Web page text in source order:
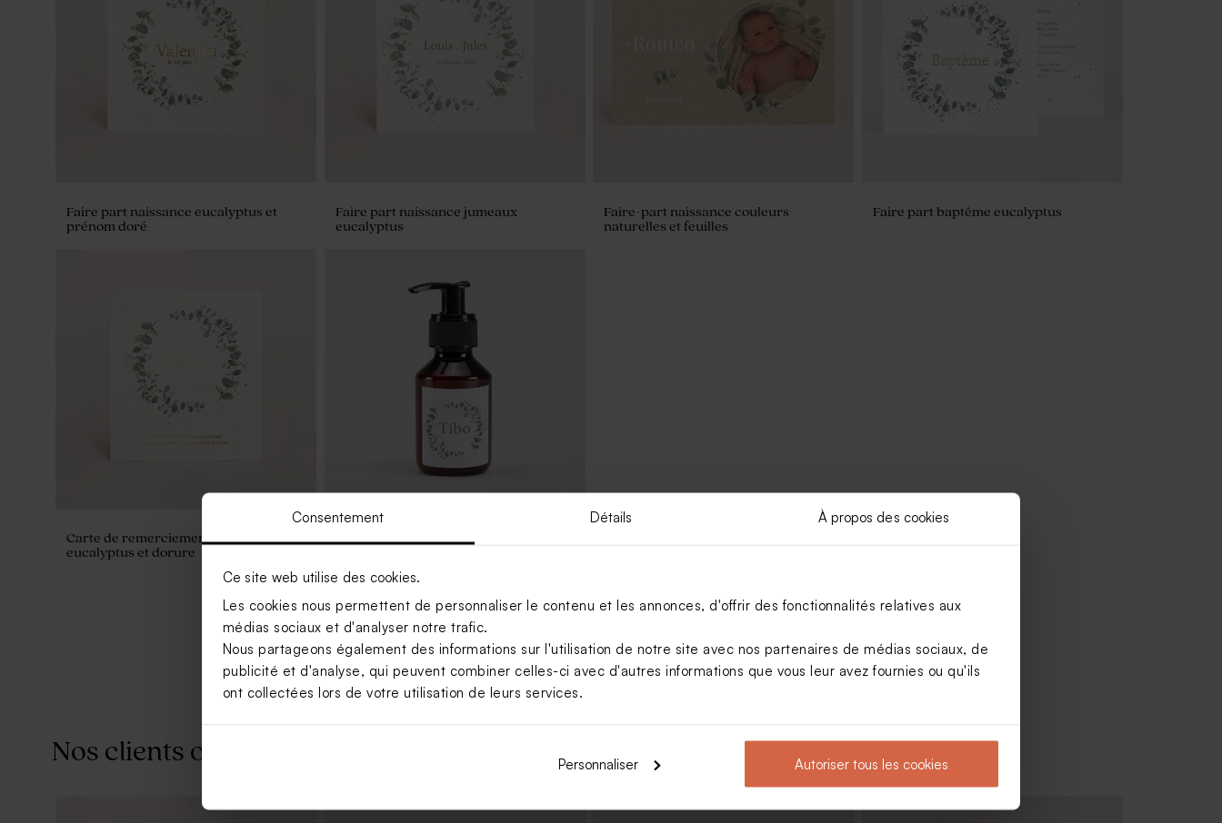
Consentement Détails À propos des cookies
Ce site web utilise des cookies.
Les cookies nous permettent de personnaliser le contenu et les annonces, d'offrir des fonctionnalités relatives aux
médias sociaux et d'analyser notre trafic.
Nous partageons également des informations sur l'utilisation de notre site avec nos partenaires de médias sociaux, de
publicité et d'analyse, qui peuvent combiner celles-ci avec d'autres informations que vous leur avez fournies ou qu'ils
ont collectées lors de votre utilisation de leurs services.
Personnaliser Autoriser tous les cookies
Faire part naissance eucalyptus et
prénom doré
Faire part naissance jumeaux
eucalyptus
Faire-part naissance couleurs
naturelles et feuilles
Faire part baptême eucalyptus
Carte de remerciement naissance
eucalyptus et dorure
Sticker autocollant pompe à savon
Nos clients ont aussi aimé...